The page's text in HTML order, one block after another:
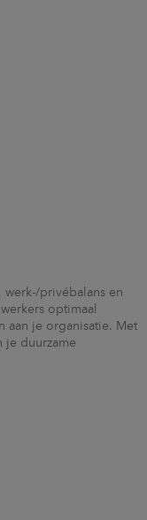
privébalans en
optimaal
aan je organisatie. Met
je duurzame